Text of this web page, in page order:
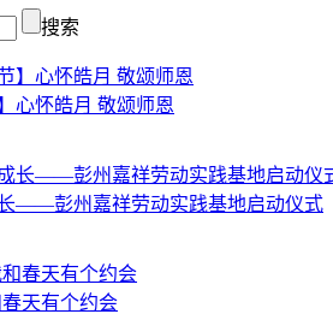
搜索
心怀皓月 敬颂师恩
——彭州嘉祥劳动实践基地启动仪式
春天有个约会